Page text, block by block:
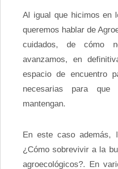
Al igual que hicimos en
queremos hablar de
cuidados, de cómo
avanzamos, en
espacio de encuentro
necesarias para que
mantengan.
En este caso además,
¿Cómo sobrevivir a la
agroecológicos?. En